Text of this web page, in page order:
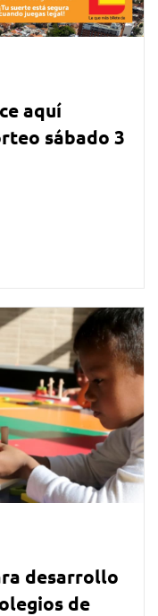
aquí
sábado 3
desarrollo
de